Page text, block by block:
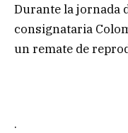
Durante la jornada
consignataria
un remate de
.